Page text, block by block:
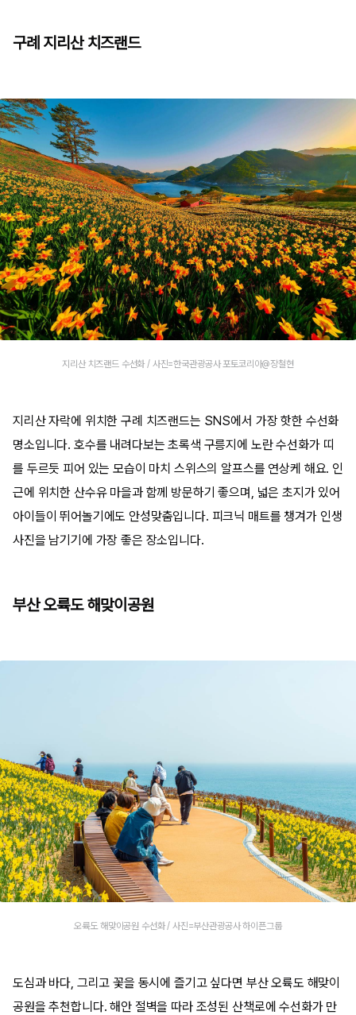
구례 지리산 치즈랜드
지리산 치즈랜드 수선화 / 사진=한국관광공사 포토코리아@장철현
지리산 자락에 위치한 구례 치즈랜드는 SNS에서 가장 핫한 수선화
명소입니다. 호수를 내려다보는 초록색 구릉지에 노란 수선화가 띠
를 두르듯 피어 있는 모습이 마치 스위스의 알프스를 연상케 해요. 인
근에 위치한 산수유 마을과 함께 방문하기 좋으며, 넓은 초지가 있어
아이들이 뛰어놀기에도 안성맞춤입니다. 피크닉 매트를 챙겨가 인생
사진을 남기기에 가장 좋은 장소입니다.
부산 오륙도 해맞이공원
오륙도 해맞이공원 수선화 / 사진=부산관광공사 하이픈그룹
도심과 바다, 그리고 꽃을 동시에 즐기고 싶다면 부산 오륙도 해맞이
공원을 추천합니다. 해안 절벽을 따라 조성된 산책로에 수선화가 만